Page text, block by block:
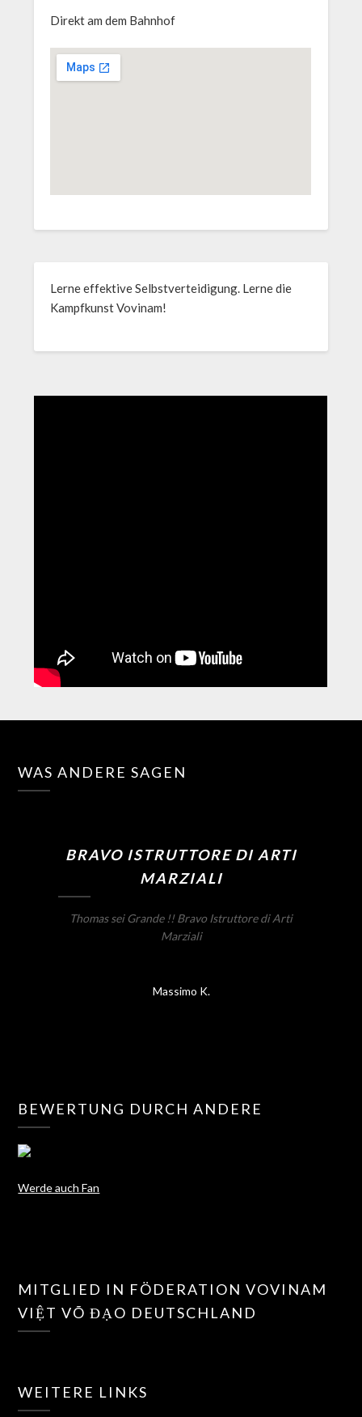
Direkt am dem Bahnhof
Lerne effektive Selbstverteidigung. Lerne die
Kampfkunst Vovinam!
WAS ANDERE SAGEN
BRAVO ISTRUTTORE DI ARTI
MARZIALI
Thomas sei Grande !! Bravo Istruttore di Arti
Marziali
Massimo K.
BEWERTUNG DURCH ANDERE
Werde auch Fan
MITGLIED IN FÖDERATION VOVINAM
VIỆT VÕ ĐẠO DEUTSCHLAND
WEITERE LINKS